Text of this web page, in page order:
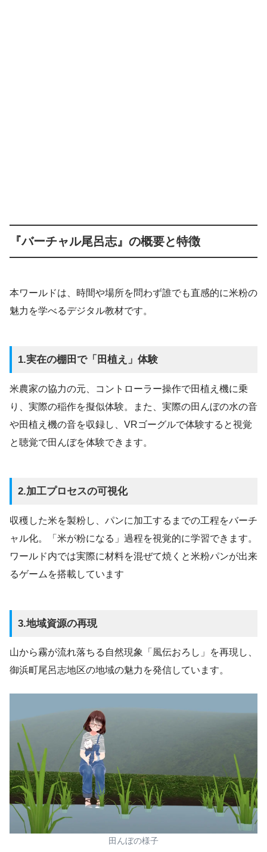
『バーチャル尾呂志』の概要と特徴
本ワールドは、時間や場所を問わず誰でも直感的に米粉の
魅力を学べるデジタル教材です。
1.実在の棚田で「田植え」体験
米農家の協力の元、コントローラー操作で田植え機に乗
り、実際の稲作を擬似体験。また、実際の田んぼの水の音
や田植え機の音を収録し、VRゴーグルで体験すると視覚
と聴覚で田んぼを体験できます。
2.加工プロセスの可視化
収穫した米を製粉し、パンに加工するまでの工程をバーチ
ャル化。「米が粉になる」過程を視覚的に学習できます。
ワールド内では実際に材料を混ぜて焼くと米粉パンが出来
るゲームを搭載しています
3.地域資源の再現
山から霧が流れ落ちる自然現象「風伝おろし」を再現し、
御浜町尾呂志地区の地域の魅力を発信しています。
田んぼの様子